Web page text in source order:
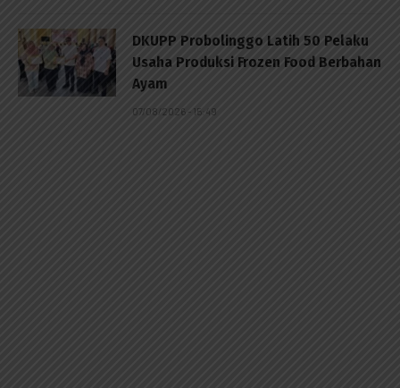
DKUPP Probolinggo Latih 50 Pelaku
Usaha Produksi Frozen Food Berbahan
Ayam
07/08/2026 - 15:49